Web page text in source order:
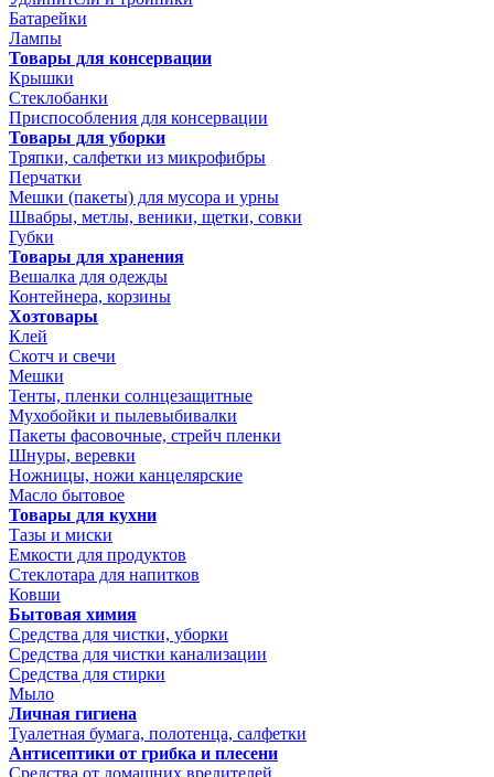
Батарейки
Лампы
Товары для консервации
Крышки
Стеклобанки
Приспособления для консервации
Товары для уборки
Тряпки, салфетки из микрофибры
Перчатки
Мешки (пакеты) для мусора и урны
Швабры, метлы, веники, щетки, совки
Губки
Товары для хранения
Вешалка для одежды
Контейнера, корзины
Хозтовары
Клей
Скотч и свечи
Мешки
Тенты, пленки солнцезащитные
Мухобойки и пылевыбивалки
Пакеты фасовочные, стрейч пленки
Шнуры, веревки
Ножницы, ножи канцелярские
Масло бытовое
Товары для кухни
Тазы и миски
Емкости для продуктов
Стеклотара для напитков
Ковши
Бытовая химия
Средства для чистки, уборки
Средства для чистки канализации
Средства для стирки
Мыло
Личная гигиена
Туалетная бумага, полотенца, салфетки
Антисептики от грибка и плесени
Средства от домашних вредителей